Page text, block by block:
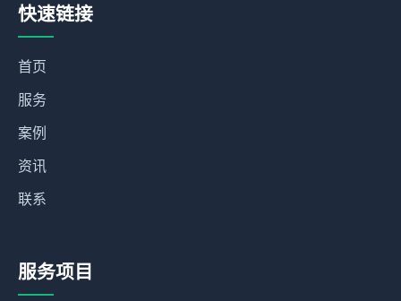
快速链接
首页
服务
案例
资讯
联系
服务项目